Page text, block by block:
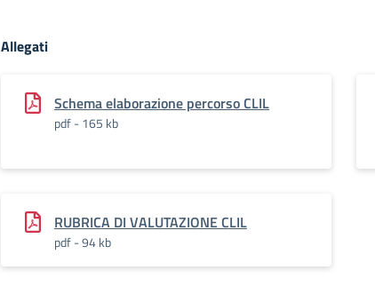
Allegati
Schema elaborazione percorso CLIL
pdf - 165 kb
RUBRICA DI VALUTAZIONE CLIL
pdf - 94 kb